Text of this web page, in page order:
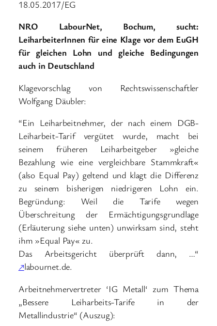
18.05.2017/EG
NRO LabourNet, Bochum, sucht:
LeiharbeiterInnen für eine Klage vor dem EuGH
für gleichen Lohn und gleiche Bedingungen
auch in Deutschland
Klagevorschlag von Rechtswissenschaftler
Wolfgang Däubler:
“Ein Leiharbeitnehmer, der nach einem DGB-
Leiharbeit-Tarif vergütet wurde, macht bei
seinem früheren Leiharbeitgeber »gleiche
Bezahlung wie eine vergleichbare Stammkraft«
(also Equal Pay) geltend und klagt die Differenz
zu seinem bisherigen niedrigeren Lohn ein.
Begründung: Weil die Tarife wegen
Überschreitung der Ermächtigungsgrundlage
(Erläuterung siehe unten) unwirksam sind, steht
ihm »Equal Pay« zu.
Das Arbeitsgericht überprüft dann, …“
↗labournet.de.
Arbeitnehmervertreter ‘IG Metall‘ zum Thema
„Bessere Leiharbeits-Tarife in der
Metallindustrie“ (Auszug):